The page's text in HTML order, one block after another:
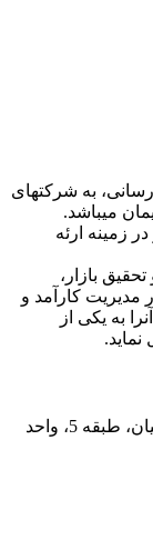
به شرکتهای
میباشد.
زمینه ارئه
بازار،
مدیریت کارآمد و
به یکی از
اصفهان، خیابان چهارباغ بالا، مجتمع اداری پارسیان، طبقه 5، واحد